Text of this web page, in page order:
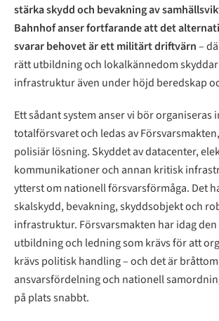
stärka skydd och bevakning av
Bahnhof anser fortfarande att det
svarar behovet är ett militärt driftvärn–
rätt utbildning och lokalkännedom
infrastruktur även under höjd beredskap
Ett sådant system anser vi bör organiseras
totalförsvaret och ledas av
polisiär lösning. Skyddet av datacenter,
kommunikationer och annan kritisk
ytterst om nationell försvarsförmåga. Det
skalskydd, bevakning, skyddsobjekt och
infrastruktur. Försvarsmakten har idag
utbildning och ledning som krävs för att
krävs politisk handling – och det är
ansvarsfördelning och nationell
på plats snabbt.